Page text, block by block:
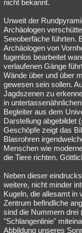
nicht bekannt.
Unweit der
Archäologen
Seeoberfäche führten.
Archäologen von
fugenlos bearbeitet
verlaufenen Gänge
Wände über und über
gewesen sein sollen.
Jagdszenen zu
in
Begleiter aus dem
Darstellung abgebildet
Geschöpfe zeigt das
Blasrohren
Menschen wie
die Tiere richten.
Neben dieser
weitere, nicht minder
Kugeln, die allesamt in
Zentrum befindliche
sind die Nummern drei
"Schlangenlinie"
Abbildung unseres